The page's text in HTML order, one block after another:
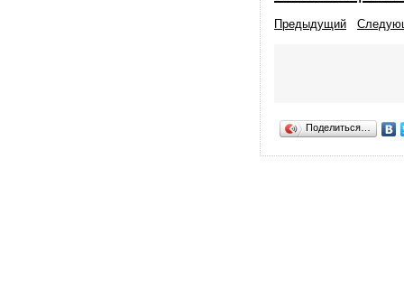
Предыдущий
Поделиться…